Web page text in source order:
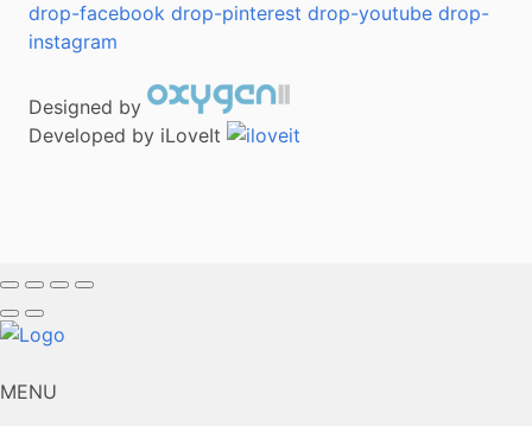
drop-facebook drop-pinterest drop-youtube drop-
instagram
Designed by
Developed by iLoveIt
MENU